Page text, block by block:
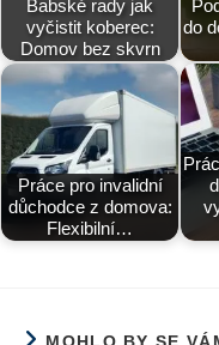
Babské rady jak
vyčistit koberec:
Domov bez skvrn
do
Práce pro invalidní
důchodce z domova:
Flexibilní…
MOHLO BY SE